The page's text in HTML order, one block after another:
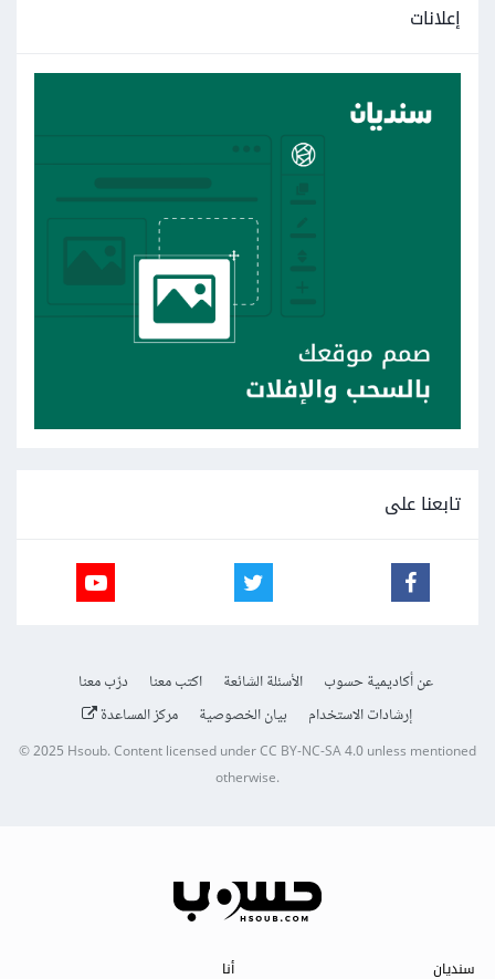
إعلانات
تابعنا على
عن أكاديمية حسوب الأسئلة الشائعة اكتب معنا
درّب معنا
إرشادات الاستخدام
بيان الخصوصية مركز المساعدة
© 2025Hsoub.Content licensed underCC BY-NC-SA 4.0unless mentioned
otherwise.